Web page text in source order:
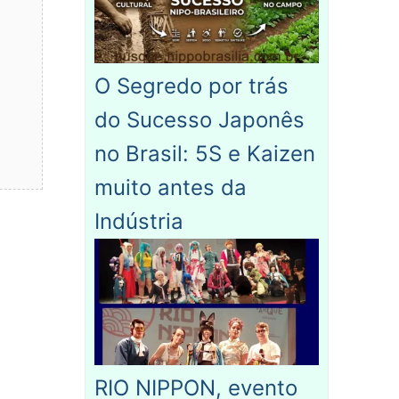
O Segredo por trás
do Sucesso Japonês
no Brasil: 5S e Kaizen
muito antes da
Indústria
RIO NIPPON, evento